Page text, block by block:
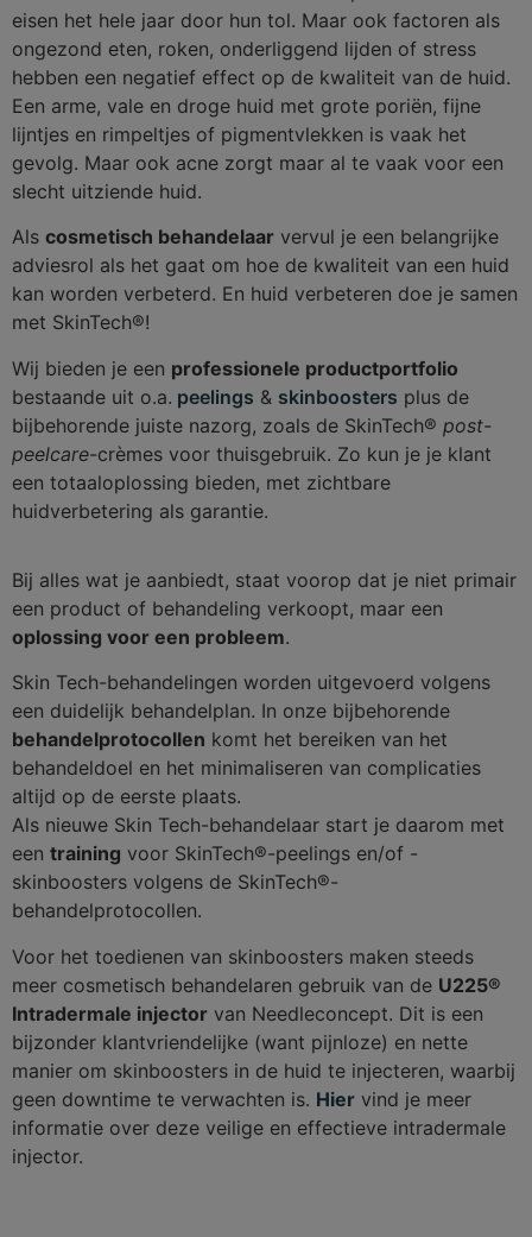
eisen het hele jaar door hun tol. Maar ook factoren als
ongezond eten, roken, onderliggend lijden of stress
hebben een negatief effect op de kwaliteit van de huid.
Een arme, vale en droge huid met grote poriën, fijne
lijntjes en rimpeltjes of pigmentvlekken is vaak het
gevolg. Maar ook acne zorgt maar al te vaak voor een
slecht uitziende huid.
Als cosmetisch behandelaar vervul je een belangrijke
adviesrol als het gaat om hoe de kwaliteit van een huid
kan worden verbeterd. En huid verbeteren doe je samen
met SkinTech®!
Wij bieden je een professionele productportfolio
bestaande uit o.a. peelings & skinboosters plus de
bijbehorende juiste nazorg, zoals de SkinTech® post-
peelcare-crèmes voor thuisgebruik. Zo kun je je klant
een totaaloplossing bieden, met zichtbare
huidverbetering als garantie.
Bij alles wat je aanbiedt, staat voorop dat je niet primair
een product of behandeling verkoopt, maar een
oplossing voor een probleem.
Skin Tech-behandelingen worden uitgevoerd volgens
een duidelijk behandelplan. In onze bijbehorende
behandelprotocollen komt het bereiken van het
behandeldoel en het minimaliseren van complicaties
altijd op de eerste plaats.
Als nieuwe Skin Tech-behandelaar start je daarom met
een training voor SkinTech®-peelings en/of -
skinboosters volgens de SkinTech®-
behandelprotocollen.
Voor het toedienen van skinboosters maken steeds
meer cosmetisch behandelaren gebruik van de U225®
Intradermale injector van Needleconcept. Dit is een
bijzonder klantvriendelijke (want pijnloze) en nette
manier om skinboosters in de huid te injecteren, waarbij
geen downtime te verwachten is. Hier vind je meer
informatie over deze veilige en effectieve intradermale
injector.